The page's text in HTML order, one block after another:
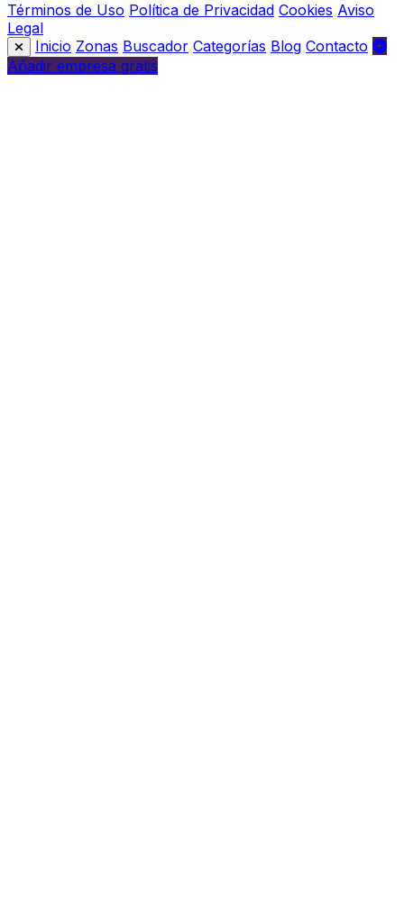
Términos de Uso Política de Privacidad Cookies Aviso
Legal
Inicio Zonas Buscador Categorías Blog Contacto
Añadir empresa gratis